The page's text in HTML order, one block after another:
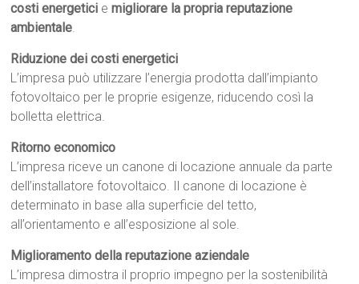
costi energetici emigliorare la propria reputazione
ambientale.
Riduzione dei costi energetici
L’impresa può utilizzare l’energia prodotta dall’impianto
fotovoltaico per le proprie esigenze, riducendo così la
bolletta elettrica.
Ritorno economico
L’impresa riceve un canone di locazione annuale da parte
dell’installatore fotovoltaico. Il canone di locazione è
determinato in base alla superficie del tetto,
all’orientamento e all’esposizione al sole.
Miglioramento della reputazione aziendale
L’impresa dimostra il proprio impegno per la sostenibilità